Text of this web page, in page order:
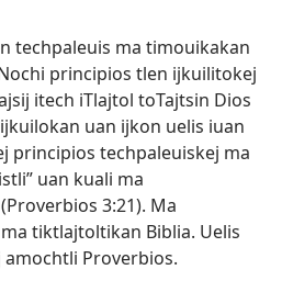
techpaleuis ma timouikakan
principios tlen ijkuilitokej
itech iTlajtol toTajtsin Dios
uan ijkon uelis iuan
principios techpaleuiskej ma
uan kuali ma
Proverbios 3:21). Ma
tiktlajtoltikan Biblia. Uelis
Proverbios.